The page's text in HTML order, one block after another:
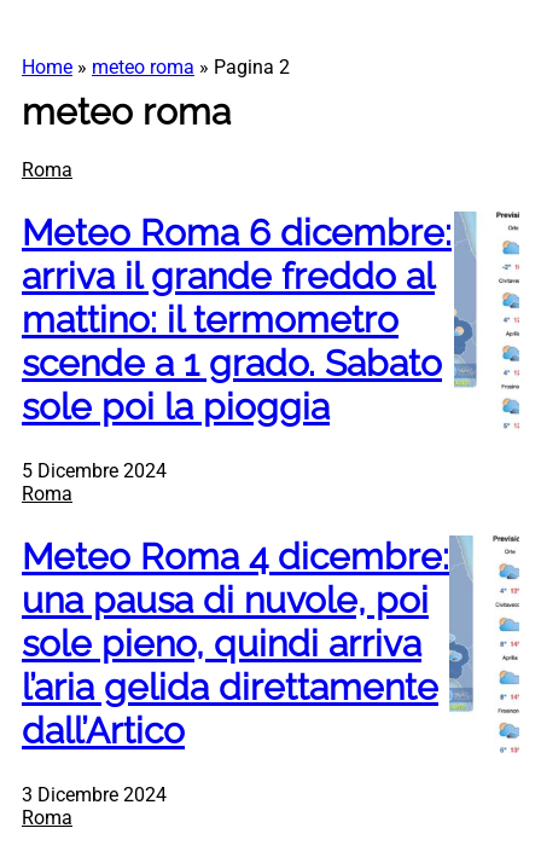
Home » meteo roma » Pagina 2
meteo roma
Roma
Meteo Roma 6 dicembre:
arriva il grande freddo al
mattino: il termometro
scende a 1 grado. Sabato
sole poi la pioggia
5 Dicembre 2024
Roma
Meteo Roma 4 dicembre:
una pausa di nuvole, poi
sole pieno, quindi arriva
l’aria gelida direttamente
dall’Artico
3 Dicembre 2024
Roma